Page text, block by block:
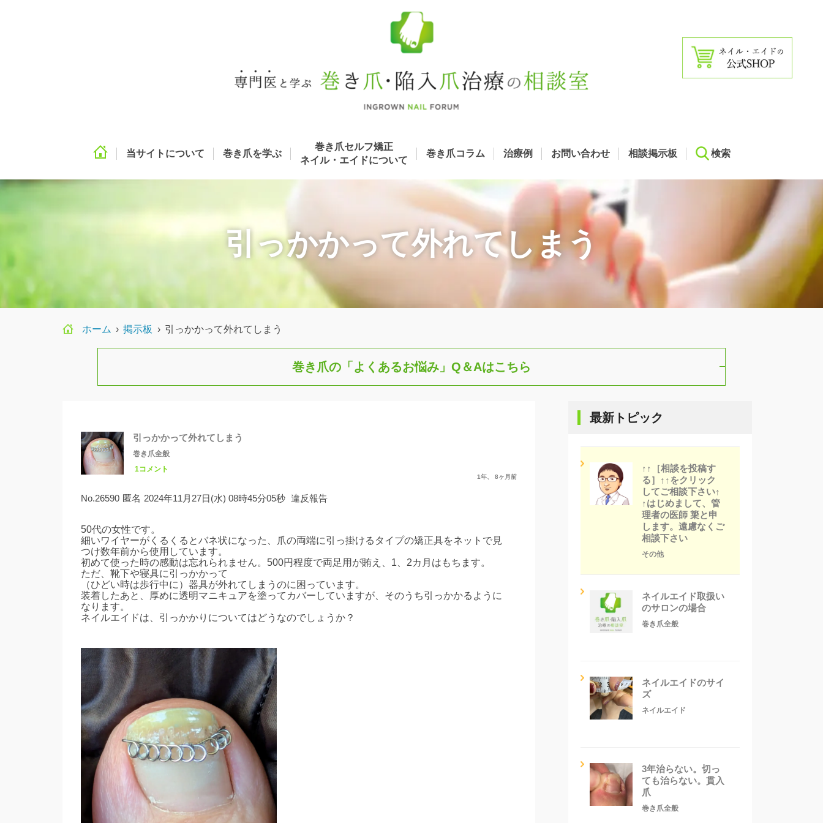
当サイトについて 巻き爪を学ぶ
巻き爪セルフ矯正
ネイル・エイドについて
巻き爪コラム 治療例 お問い合わせ 相談掲示板 検索
引っかかって外れてしまう
ホーム › › 引っかかって外れてしまう
巻き爪の「よくあるお悩み」 Q＆Aはこちら
引っかかって外れてしまう
巻き爪全般
1コメント
1年、 8ヶ月前
No.26590 匿名 2024年11月27日(水) 08時45分05秒 違反報告
50代の女性です。
細いワイヤーがくるくるとバネ状になった、爪の両端に引っ掛けるタイプの矯正具をネットで見
つけ数年前から使用しています。
初めて使った時の感動は忘れられません。500円程度で両足用が賄え、1、2カ月はもちます。
ただ、靴下や寝具に引っかかって
（ひどい時は歩行中に）器具が外れてしまうのに困っています。
装着したあと、厚めに透明マニキュアを塗ってカバーしていますが、そのうち引っかかるように
なります。
ネイルエイドは、引っかかりについてはどうなのでしょうか？
最新トピック
↑↑［相談を投稿す
る］↑↑をクリック
してご相談下さい↑
↑はじめまして、管
理者の医師 簗と申
します。遠慮なくご
相談下さい
その他
ネイルエイド取扱い
のサロンの場合
巻き爪全般
ネイルエイドのサイ
ズ
ネイルエイド
3年治らない。切っ
ても治らない。貫入
爪
巻き爪全般